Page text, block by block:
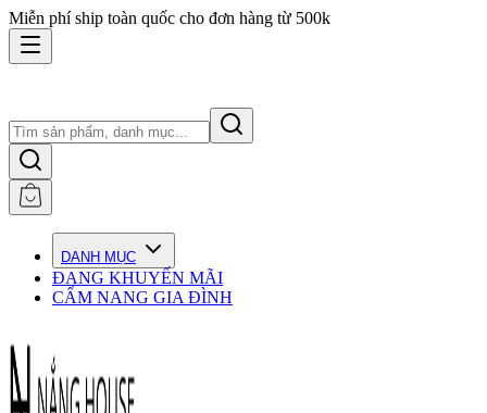
Miễn phí ship toàn quốc cho đơn hàng từ 500k
DANH MỤC
ĐANG KHUYẾN MÃI
CẨM NANG GIA ĐÌNH